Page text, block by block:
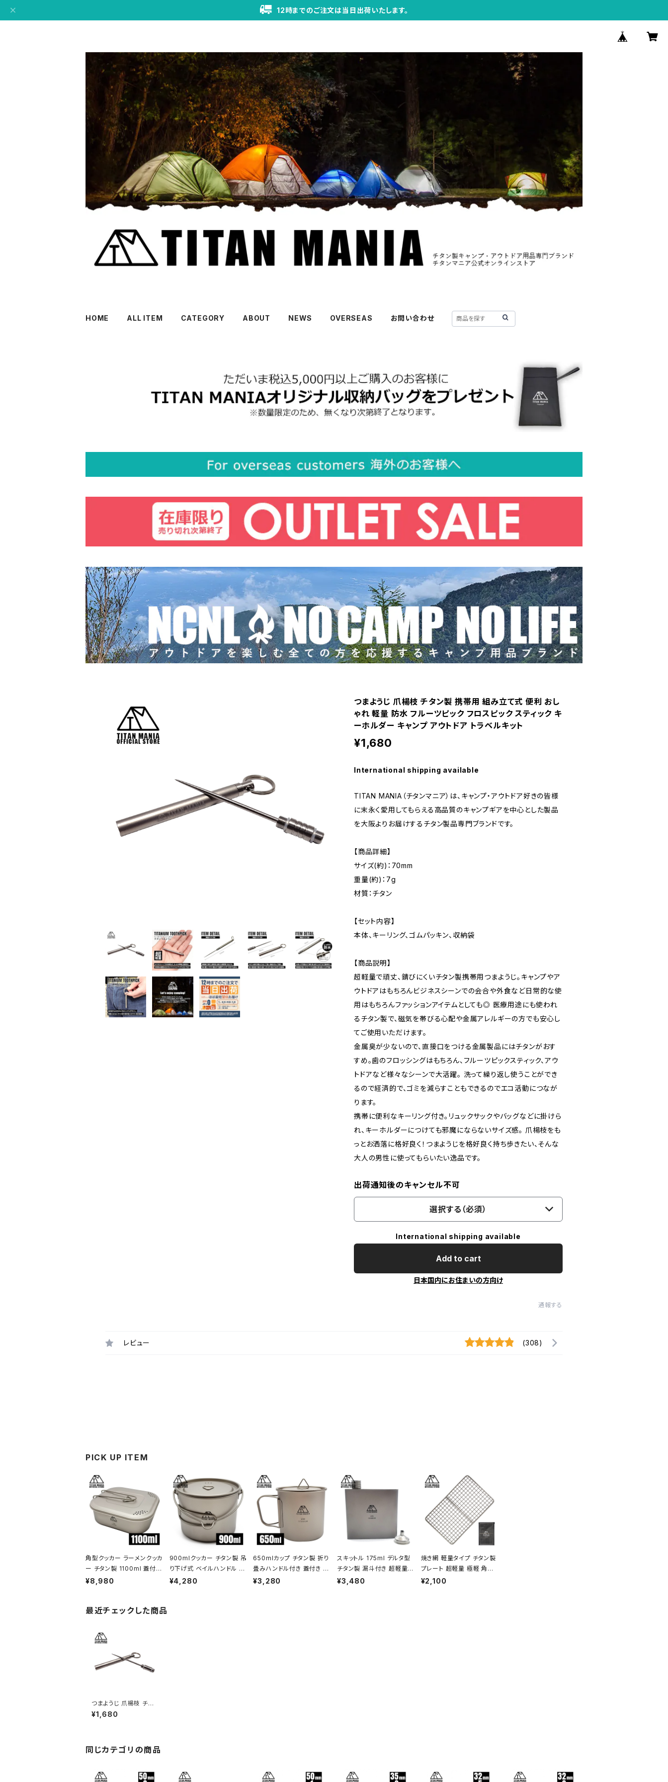
12時までのご注文は当日出荷いたします。
HOME ALL ITEM CATEGORY ABOUT NEWS OVERSEAS お問い合わせ
つまようじ 爪楊枝 チタン製 携帯用 組み立て式 便利 おし
ゃれ 軽量 防水 フルーツピック フロスピック スティック キ
ーホルダー キャンプ アウトドア トラベルキット
¥1,680
International shipping available
TITAN MANIA（チタンマニア）は、キャンプ・アウトドア好きの皆様
に末永く愛用してもらえる高品質のキャンプギアを中心とした製品
を大阪よりお届けするチタン製品専門ブランドです。
【商品詳細】
サイズ(約)：70mm
重量(約)：7g
材質：チタン
【セット内容】
本体、キーリング、ゴムパッキン、収納袋
【商品説明】
超軽量で頑丈、錆びにくいチタン製携帯用つまようじ。キャンプやア
ウトドアはもちろんビジネスシーンでの会合や外食など日常的な使
用はもちろんファッションアイテムとしても◎ 医療用途にも使われ
るチタン製で、磁気を帯びる心配や金属アレルギーの方でも安心し
てご使用いただけます。
金属臭が少ないので、直接口をつける金属製品にはチタンがおす
すめ。歯のフロッシングはもちろん、フルーツピックスティック、アウ
トドアなど様々なシーンで大活躍。 洗って繰り返し使うことができ
るので経済的で、ゴミを減らすこともできるのでエコ活動につなが
ります。
携帯に便利なキーリング付き。リュックサックやバッグなどに掛けら
れ、キーホルダーにつけても邪魔にならないサイズ感。 爪楊枝をも
っとお洒落に格好良く！つまようじを格好良く持ち歩きたい、そんな
大人の男性に使ってもらいたい逸品です。
出荷通知後のキャンセル不可
選択する（必須）
International shipping available
Add to cart
日本国内にお住まいの方向け
通報する
レビュー (308)
PICK UP ITEM
角型クッカー ラーメンクッカ
ー チタン製 1100ml 蓋付き
折りたたみハンドル付 超軽
ロキャンプ アウトドア キャ
¥8,980
900mlクッカー チタン製 吊
り下げ式 ベイルハンドル 蓋
付き 折り畳みハンドル付き
¥4,280
650mlカップ チタン製 折り
畳みハンドル付き 蓋付き 超
軽量 頑丈 直火OK シングル
¥3,280
スキットル 175ml デルタ型
チタン製 漏斗付き 超軽量
頑丈 携帯用 ウイスキー ボ
¥3,480
焼き網 軽量タイプ チタン製
プレート 超軽量 極軽 角型
頑丈 27cm ソロキャンプ B
¥2,100
最近チェックした商品
つまようじ 爪楊枝 チタ
ン製 携帯用 組み立て
式 便利 おしゃれ 軽量
ウトドア トラベルキット
¥1,680
同じカテゴリの商品